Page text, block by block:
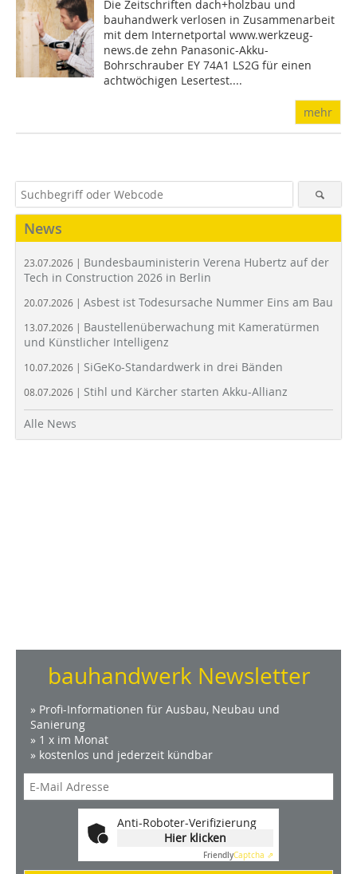
Die Zeitschriften dach+holzbau und
bauhandwerk verlosen in Zusammenarbeit
mit dem Internetportal www.werkzeug-
news.de zehn Panasonic-Akku-
Bohrschrauber EY 74A1 LS2G für einen
achtwöchigen Lesertest....
mehr
News
23.07.2026 | Bundesbauministerin Verena Hubertz auf der
Tech in Construction 2026 in Berlin
20.07.2026 | Asbest ist Todesursache Nummer Eins am Bau
13.07.2026 | Baustellenüberwachung mit Kameratürmen
und Künstlicher Intelligenz
10.07.2026 | SiGeKo-Standardwerk in drei Bänden
08.07.2026 | Stihl und Kärcher starten Akku-Allianz
Alle News
bauhandwerk Newsletter
» Profi-Informationen für Ausbau, Neubau und
Sanierung
» 1 x im Monat
» kostenlos und jederzeit kündbar
Anti-Roboter-Verifizierung
Hier klicken
FriendlyCaptcha ⇗